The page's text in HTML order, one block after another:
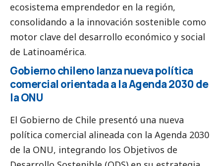
ecosistema emprendedor en la región,
consolidando a la innovación sostenible como
motor clave del desarrollo económico y social
de Latinoamérica.
Gobierno chileno lanza nueva política
comercial orientada a la Agenda 2030 de
la ONU
El Gobierno de Chile presentó una nueva
política comercial alineada con la Agenda 2030
de la ONU, integrando los Objetivos de